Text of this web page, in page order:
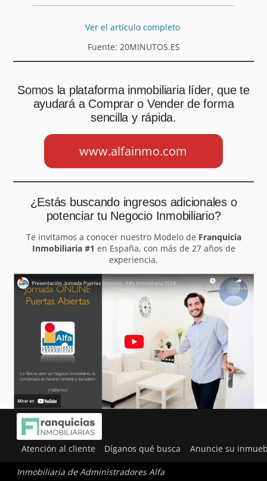
Ver el artículo completo
Fuente: 20MINUTOS.ES
Somos la plataforma inmobiliaria líder, que te
ayudará a Comprar o Vender de forma
sencilla y rápida.
www.alfainmo.com
¿Estás buscando ingresos adicionales o
potenciar tu Negocio Inmobiliario?
Te invitamos a conocer nuestro Modelo de Franquicia
Inmobiliaria #1 en España, con más de 27 años de
experiencia.
Atención al cliente Díganos qué busca Anuncie su
Inmobiliaria de Administradores Alfa